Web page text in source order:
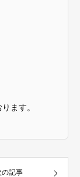
ます。
の記事